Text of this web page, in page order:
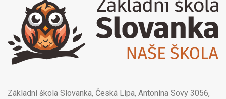
Základní škola Slovanka, Česká Lípa, Antonína Sovy 3056,